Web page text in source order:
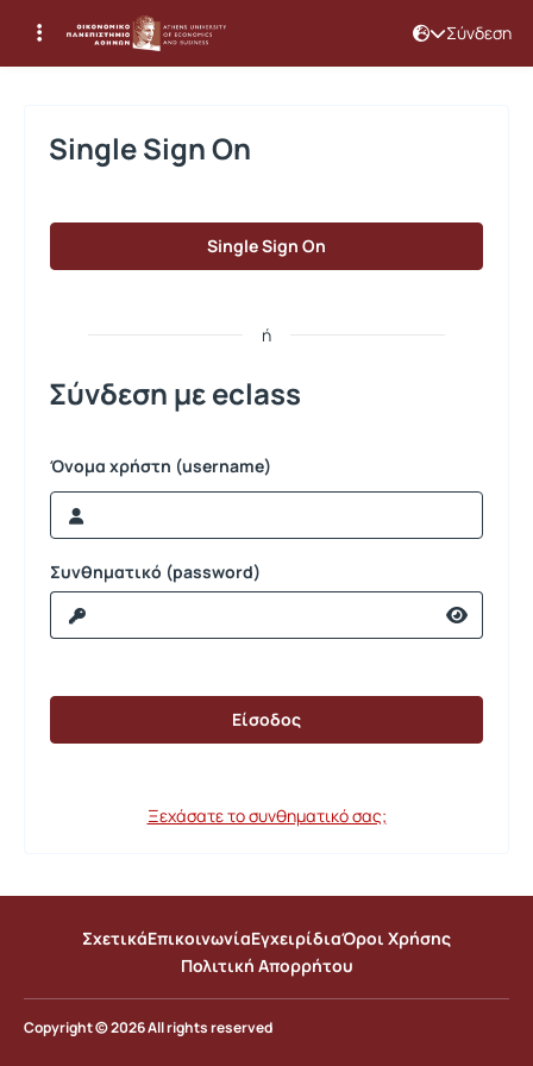
Σύνδεση
Σύνδεση
Single Sign On
Single Sign On
ή
Σύνδεση με eclass
Όνομα χρήστη (username)
Συνθηματικό (password)
Ξεχάσατε το συνθηματικό σας;
ΣχετικάΕπικοινωνίαΕγχειρίδιαΌροι Χρήσης
Πολιτική Απορρήτου
Copyright © 2026 All rights reserved